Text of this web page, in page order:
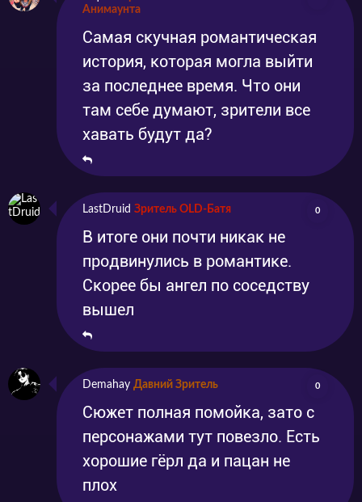
Анимаунта
Самая скучная романтическая
история, которая могла выйти
за последнее время. Что они
там себе думают, зрители все
хавать будут да?
LastDruid Зритель OLD-Батя 0
В итоге они почти никак не
продвинулись в романтике.
Скорее бы ангел по соседству
вышел
Demahay Давний Зритель 0
Сюжет полная помойка, зато с
персонажами тут повезло. Есть
хорошие гёрл да и пацан не
плох